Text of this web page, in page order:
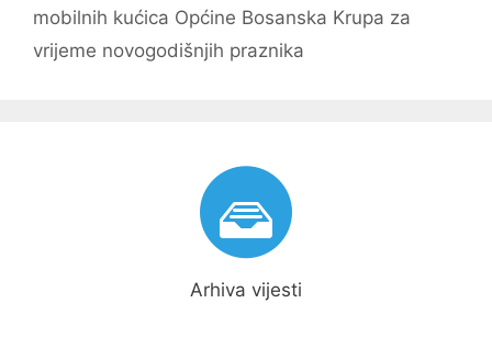
mobilnih kućica Općine Bosanska Krupa za
vrijeme novogodišnjih praznika
Arhiva vijesti